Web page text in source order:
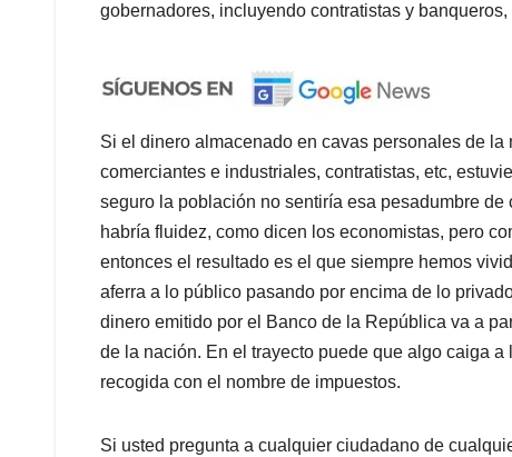
gobernadores, incluyendo contratistas y
Si el dinero almacenado en cavas personales de
comerciantes e industriales, contratistas, etc,
seguro la población no sentiría esa pesadumbre
habría fluidez, como dicen los economistas, pero
entonces el resultado es el que siempre hemos
aferra a lo público pasando por encima de lo
dinero emitido por el Banco de la República va a
de la nación. En el trayecto puede que algo caiga
recogida con el nombre de impuestos.
Si usted pregunta a cualquier ciudadano de